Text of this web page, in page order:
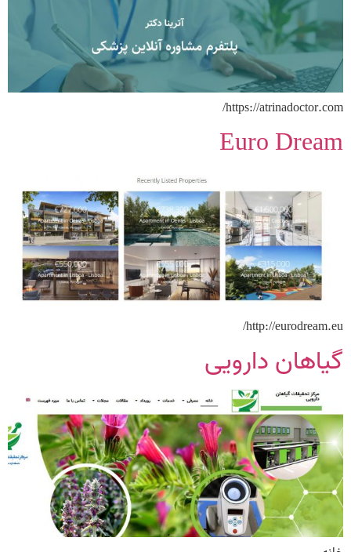
https://atrinadoctor.com/
Euro Dream
http://eurodream.eu/
گیاهان دارویی